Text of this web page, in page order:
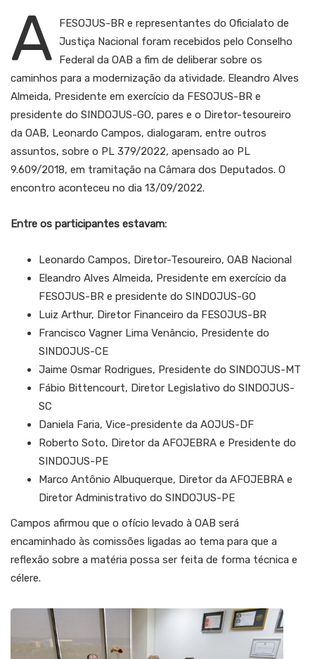
A
FESOJUS-BR e representantes do Oficialato de
Justiça Nacional foram recebidos pelo Conselho
Federal da OAB a fim de deliberar sobre os
caminhos para a modernização da atividade. Eleandro Alves
Almeida, Presidente em exercício da FESOJUS-BR e
presidente do SINDOJUS-GO, pares e o Diretor-tesoureiro
da OAB, Leonardo Campos, dialogaram, entre outros
assuntos, sobre o PL 379/2022, apensado ao PL
9.609/2018, em tramitação na Câmara dos Deputados. O
encontro aconteceu no dia 13/09/2022.
Entre os participantes estavam:
Leonardo Campos, Diretor-Tesoureiro, OAB Nacional
Eleandro Alves Almeida, Presidente em exercício da
FESOJUS-BR e presidente do SINDOJUS-GO
Luiz Arthur, Diretor Financeiro da FESOJUS-BR
Francisco Vagner Lima Venâncio, Presidente do
SINDOJUS-CE
Jaime Osmar Rodrigues, Presidente do SINDOJUS-MT
Fábio Bittencourt, Diretor Legislativo do SINDOJUS-
SC
Daniela Faria, Vice-presidente da AOJUS-DF
Roberto Soto, Diretor da AFOJEBRA e Presidente do
SINDOJUS-PE
Marco Antônio Albuquerque, Diretor da AFOJEBRA e
Diretor Administrativo do SINDOJUS-PE
Campos afirmou que o ofício levado à OAB será
encaminhado às comissões ligadas ao tema para que a
reflexão sobre a matéria possa ser feita de forma técnica e
célere.